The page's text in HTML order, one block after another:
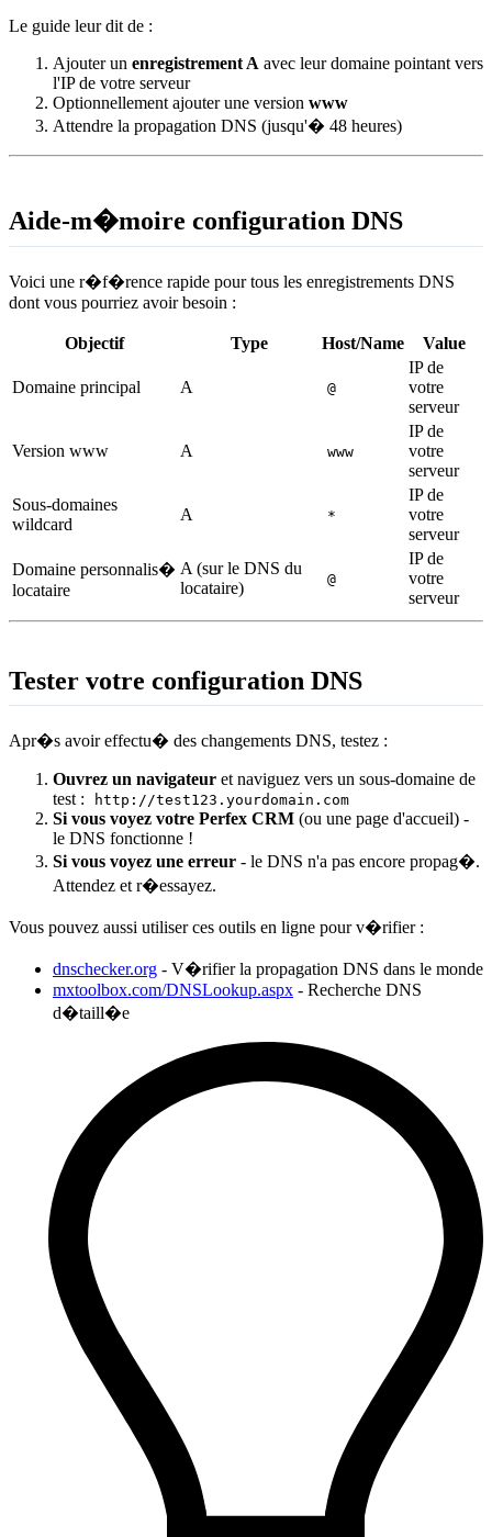
Le guide leur dit de :
Ajouter un enregistrement A avec leur domaine pointant vers
l'IP de votre serveur
Optionnellement ajouter une version www
Attendre la propagation DNS (jusqu'� 48 heures)
Aide-m�moire configuration DNS
Voici une r�f�rence rapide pour tous les enregistrements DNS
dont vous pourriez avoir besoin :
Objectif Type Host/Name Value
Domaine principal A @
IP de
votre
serveur
Version www A www
IP de
votre
serveur
Sous-domaines
wildcard
A *
IP de
votre
serveur
Domaine personnalis�
locataire
A (sur le DNS du
locataire)
@
IP de
votre
serveur
Tester votre configuration DNS
Apr�s avoir effectu� des changements DNS, testez :
Ouvrez un navigateur et naviguez vers un sous-domaine de
test :
http://test123.yourdomain.com
Si vous voyez votre Perfex CRM (ou une page d'accueil) -
le DNS fonctionne !
Si vous voyez une erreur - le DNS n'a pas encore propag�.
Attendez et r�essayez.
Vous pouvez aussi utiliser ces outils en ligne pour v�rifier :
dnschecker.org - V�rifier la propagation DNS dans le monde
mxtoolbox.com/DNSLookup.aspx - Recherche DNS
d�taill�e